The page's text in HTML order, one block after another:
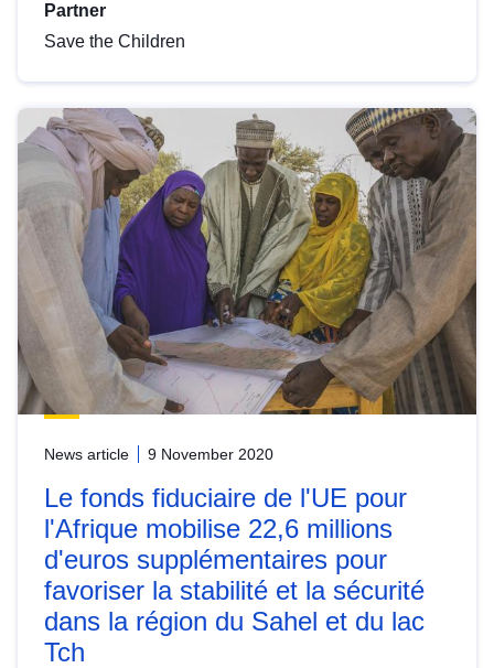
Partner
Save the Children
News article 9 November 2020
Le fonds fiduciaire de l'UE pour
l'Afrique mobilise 22,6 millions
d'euros supplémentaires pour
favoriser la stabilité et la sécurité
dans la région du Sahel et du lac
Tch